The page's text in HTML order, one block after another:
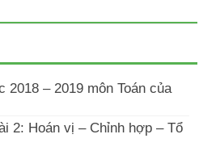
– 2019 môn Toán của
2: Hoán vị – Chỉnh hợp – Tổ